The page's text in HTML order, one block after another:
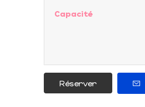
Capacité
Réserver